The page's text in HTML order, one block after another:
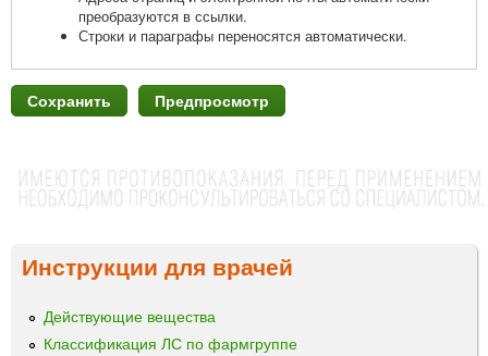
преобразуются в ссылки.
Строки и параграфы переносятся автоматически.
Инструкции для врачей
Действующие вещества
Классификация ЛС по фармгруппе